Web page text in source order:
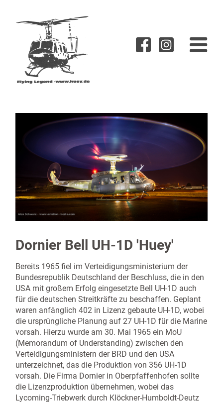
Dornier Bell UH-1D 'Huey'
Bereits 1965 fiel im Verteidigungsministerium der
Bundesrepublik Deutschland der Beschluss, die in den
USA mit großem Erfolg eingesetzte Bell UH-1D auch
für die deutschen Streitkräfte zu beschaffen. Geplant
waren anfänglich 402 in Lizenz gebaute UH-1D, wobei
die ursprüngliche Planung auf 27 UH-1D für die Marine
vorsah. Hierzu wurde am 30. Mai 1965 ein MoU
(Memorandum of Understanding) zwischen den
Verteidigungsministern der BRD und den USA
unterzeichnet, das die Produktion von 356 UH-1D
vorsah. Die Firma Dornier in Oberpfaffenhofen sollte
die Lizenzproduktion übernehmen, wobei das
Lycoming-Triebwerk durch Klöckner-Humboldt-Deutz